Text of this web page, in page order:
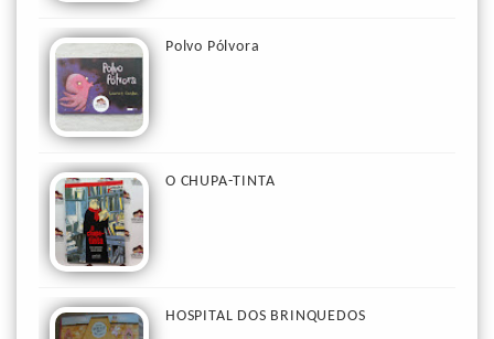
Polvo Pólvora
O CHUPA-TINTA
HOSPITAL DOS BRINQUEDOS